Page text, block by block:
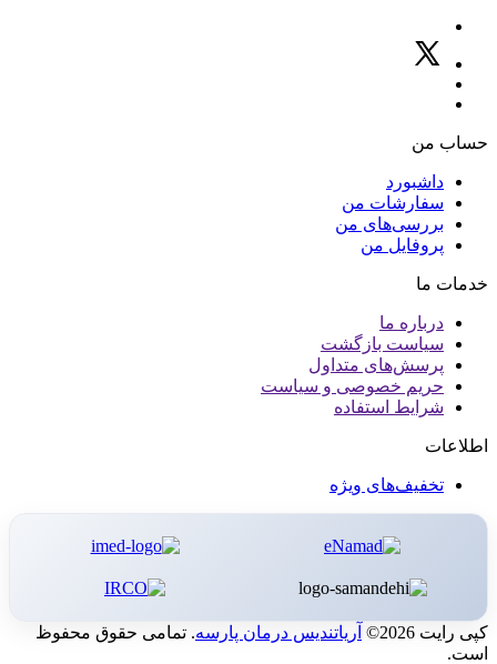
حساب من
داشبورد
سفارشات من
بررسی‌های من
پروفایل من
خدمات ما
درباره ما
سیاست بازگشت
پرسش‌های متداول
حریم خصوصی و سیاست
شرایط استفاده
اطلاعات
تخفیف‌های ویژه
کپی رایت 2026© آریاتندیس درمان پارسه. تمامی حقوق محفوظ
است.